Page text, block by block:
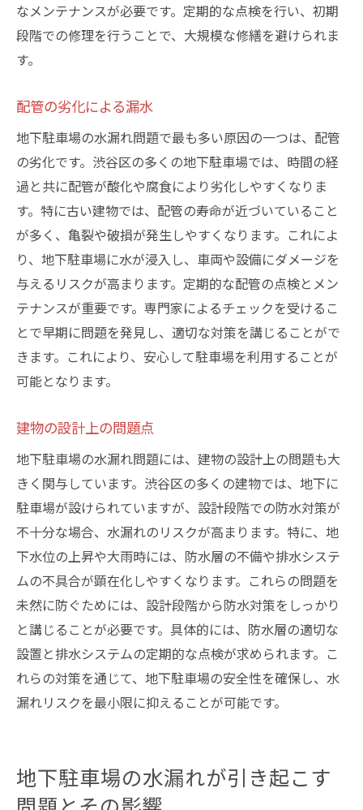
専門業者の早期手配
被害の拡大を防ぐための措置
駐車場利用者への迅速な通知と対応
地下駐車場の水漏れを防ぐために知っておくべ
きポイント
防水対策の基本知識
効果的な排水システムの選び方
定期点検の重要性とその方法
専門家の意見を取り入れるメリット
長期的なメンテナンス計画の必要性
水漏れが発生した際の対応手順
なメンテナンスが必要です。定期的な点検を行い、初期
段階での修理を行うことで、大規模な修繕を避けられま
す。
配管の劣化による漏水
地下駐車場の水漏れ問題で最も多い原因の一つは、配管
の劣化です。渋谷区の多くの地下駐車場では、時間の経
過と共に配管が酸化や腐食により劣化しやすくなりま
す。特に古い建物では、配管の寿命が近づいていること
が多く、亀裂や破損が発生しやすくなります。これによ
り、地下駐車場に水が浸入し、車両や設備にダメージを
与えるリスクが高まります。定期的な配管の点検とメン
テナンスが重要です。専門家によるチェックを受けるこ
とで早期に問題を発見し、適切な対策を講じることがで
きます。これにより、安心して駐車場を利用することが
可能となります。
建物の設計上の問題点
地下駐車場の水漏れ問題には、建物の設計上の問題も大
きく関与しています。渋谷区の多くの建物では、地下に
駐車場が設けられていますが、設計段階での防水対策が
不十分な場合、水漏れのリスクが高まります。特に、地
下水位の上昇や大雨時には、防水層の不備や排水システ
ムの不具合が顕在化しやすくなります。これらの問題を
未然に防ぐためには、設計段階から防水対策をしっかり
と講じることが必要です。具体的には、防水層の適切な
設置と排水システムの定期的な点検が求められます。こ
れらの対策を通じて、地下駐車場の安全性を確保し、水
漏れリスクを最小限に抑えることが可能です。
地下駐車場の水漏れが引き起こす